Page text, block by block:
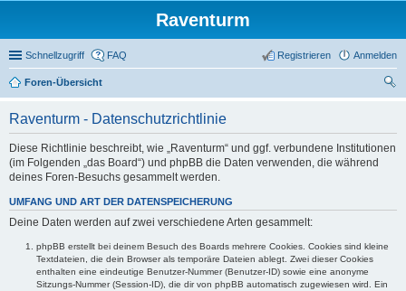
Raventurm
Schnellzugriff FAQ Anmelden
Registrieren
Foren-Übersicht
Raventurm - Datenschutzrichtlinie
Diese Richtlinie beschreibt, wie „Raventurm“ und ggf. verbundene Institutionen
(im Folgenden „das Board“) und phpBB die Daten verwenden, die während
deines Foren-Besuchs gesammelt werden.
UMFANG UND ART DER DATENSPEICHERUNG
Deine Daten werden auf zwei verschiedene Arten gesammelt:
phpBB erstellt bei deinem Besuch des Boards mehrere Cookies. Cookies sind kleine
Textdateien, die dein Browser als temporäre Dateien ablegt. Zwei dieser Cookies
enthalten eine eindeutige Benutzer-Nummer (Benutzer-ID) sowie eine anonyme
Sitzungs-Nummer (Session-ID), die dir von phpBB automatisch zugewiesen wird. Ein